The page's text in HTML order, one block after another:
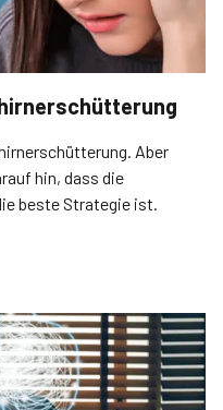
Aber
hin, dass die
beste Strategie ist.